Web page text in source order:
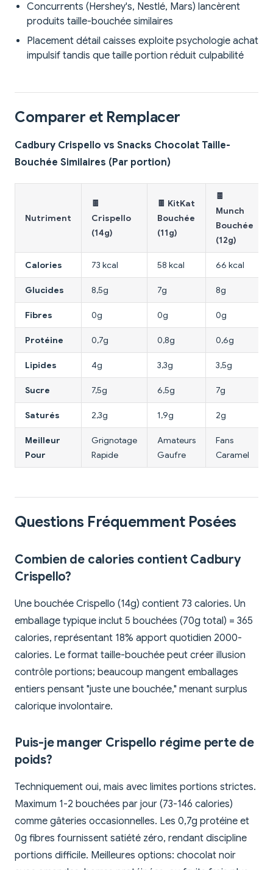
Concurrents (Hershey's, Nestlé, Mars) lancèrent
produits taille-bouchée similaires
Placement détail caisses exploite psychologie achat
impulsif tandis que taille portion réduit culpabilité
Comparer et Remplacer
Cadbury Crispello vs Snacks Chocolat Taille-
Bouchée Similaires (Par portion)
Nutriment
🍫
Crispello
(14g)
🍫 KitKat
Bouchée
(11g)
🍫
Munch
Bouchée
(12g)
Calories 73 kcal 58 kcal 66 kcal
Glucides 8,5g 7g 8g
Fibres 0g 0g 0g
Protéine 0,7g 0,8g 0,6g
Lipides 4g 3,3g 3,5g
Sucre 7,5g 6,5g 7g
Saturés 2,3g 1,9g 2g
Meilleur
Pour
Grignotage
Rapide
Amateurs
Gaufre
Fans
Caramel
Questions Fréquemment Posées
Combien de calories contient Cadbury
Crispello?
Une bouchée Crispello (14g) contient 73 calories. Un
emballage typique inclut 5 bouchées (70g total) = 365
calories, représentant 18% apport quotidien 2000-
calories. Le format taille-bouchée peut créer illusion
contrôle portions; beaucoup mangent emballages
entiers pensant "juste une bouchée," menant surplus
calorique involontaire.
Puis-je manger Crispello régime perte de
poids?
Techniquement oui, mais avec limites portions strictes.
Maximum 1-2 bouchées par jour (73-146 calories)
comme gâteries occasionnelles. Les 0,7g protéine et
0g fibres fournissent satiété zéro, rendant discipline
portions difficile. Meilleures options: chocolat noir